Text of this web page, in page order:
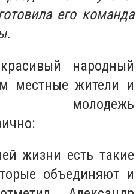
его команда
народный
местные жители и
молодежь
жизни есть такие
объединяют и